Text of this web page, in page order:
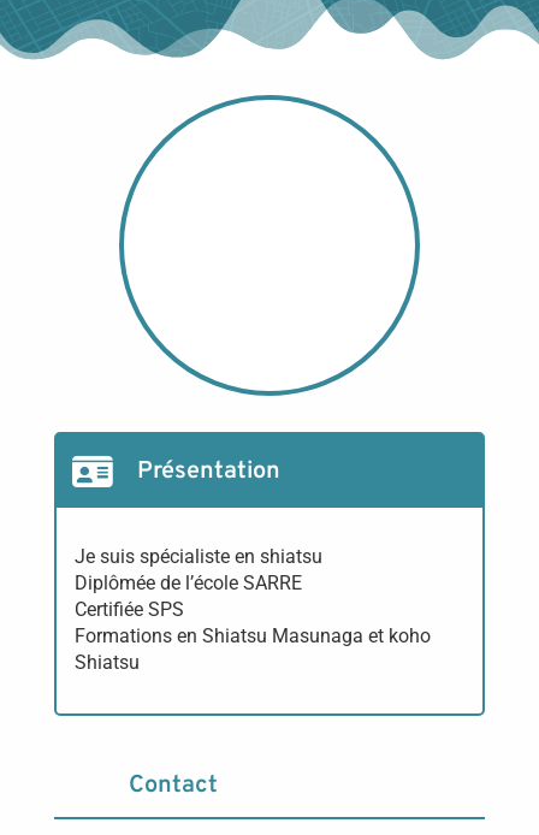
Présentation
Je suis spécialiste en shiatsu
Diplômée de l’école SARRE
Certifiée SPS
Formations en Shiatsu Masunaga et koho
Shiatsu
Contact